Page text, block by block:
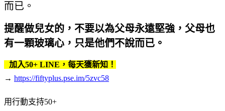
而已。
提醒做兒女的，不要以為父母永遠堅強，父母也
有一顆玻璃心，只是他們不說而已。
加入50+ LINE，每天獲新知！
→ https://fiftyplus.pse.im/5zvc58
用行動支持50+